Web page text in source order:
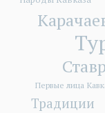
Первые лица
Традиции